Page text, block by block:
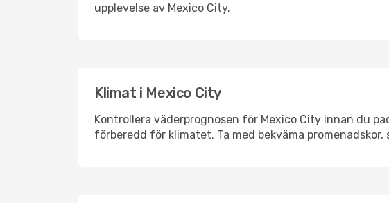
upplevelse av Mexico City.
Klimat i Mexico City
Kontrollera väderprognosen för Mexico City innan du
förberedd för klimatet. Ta med bekväma